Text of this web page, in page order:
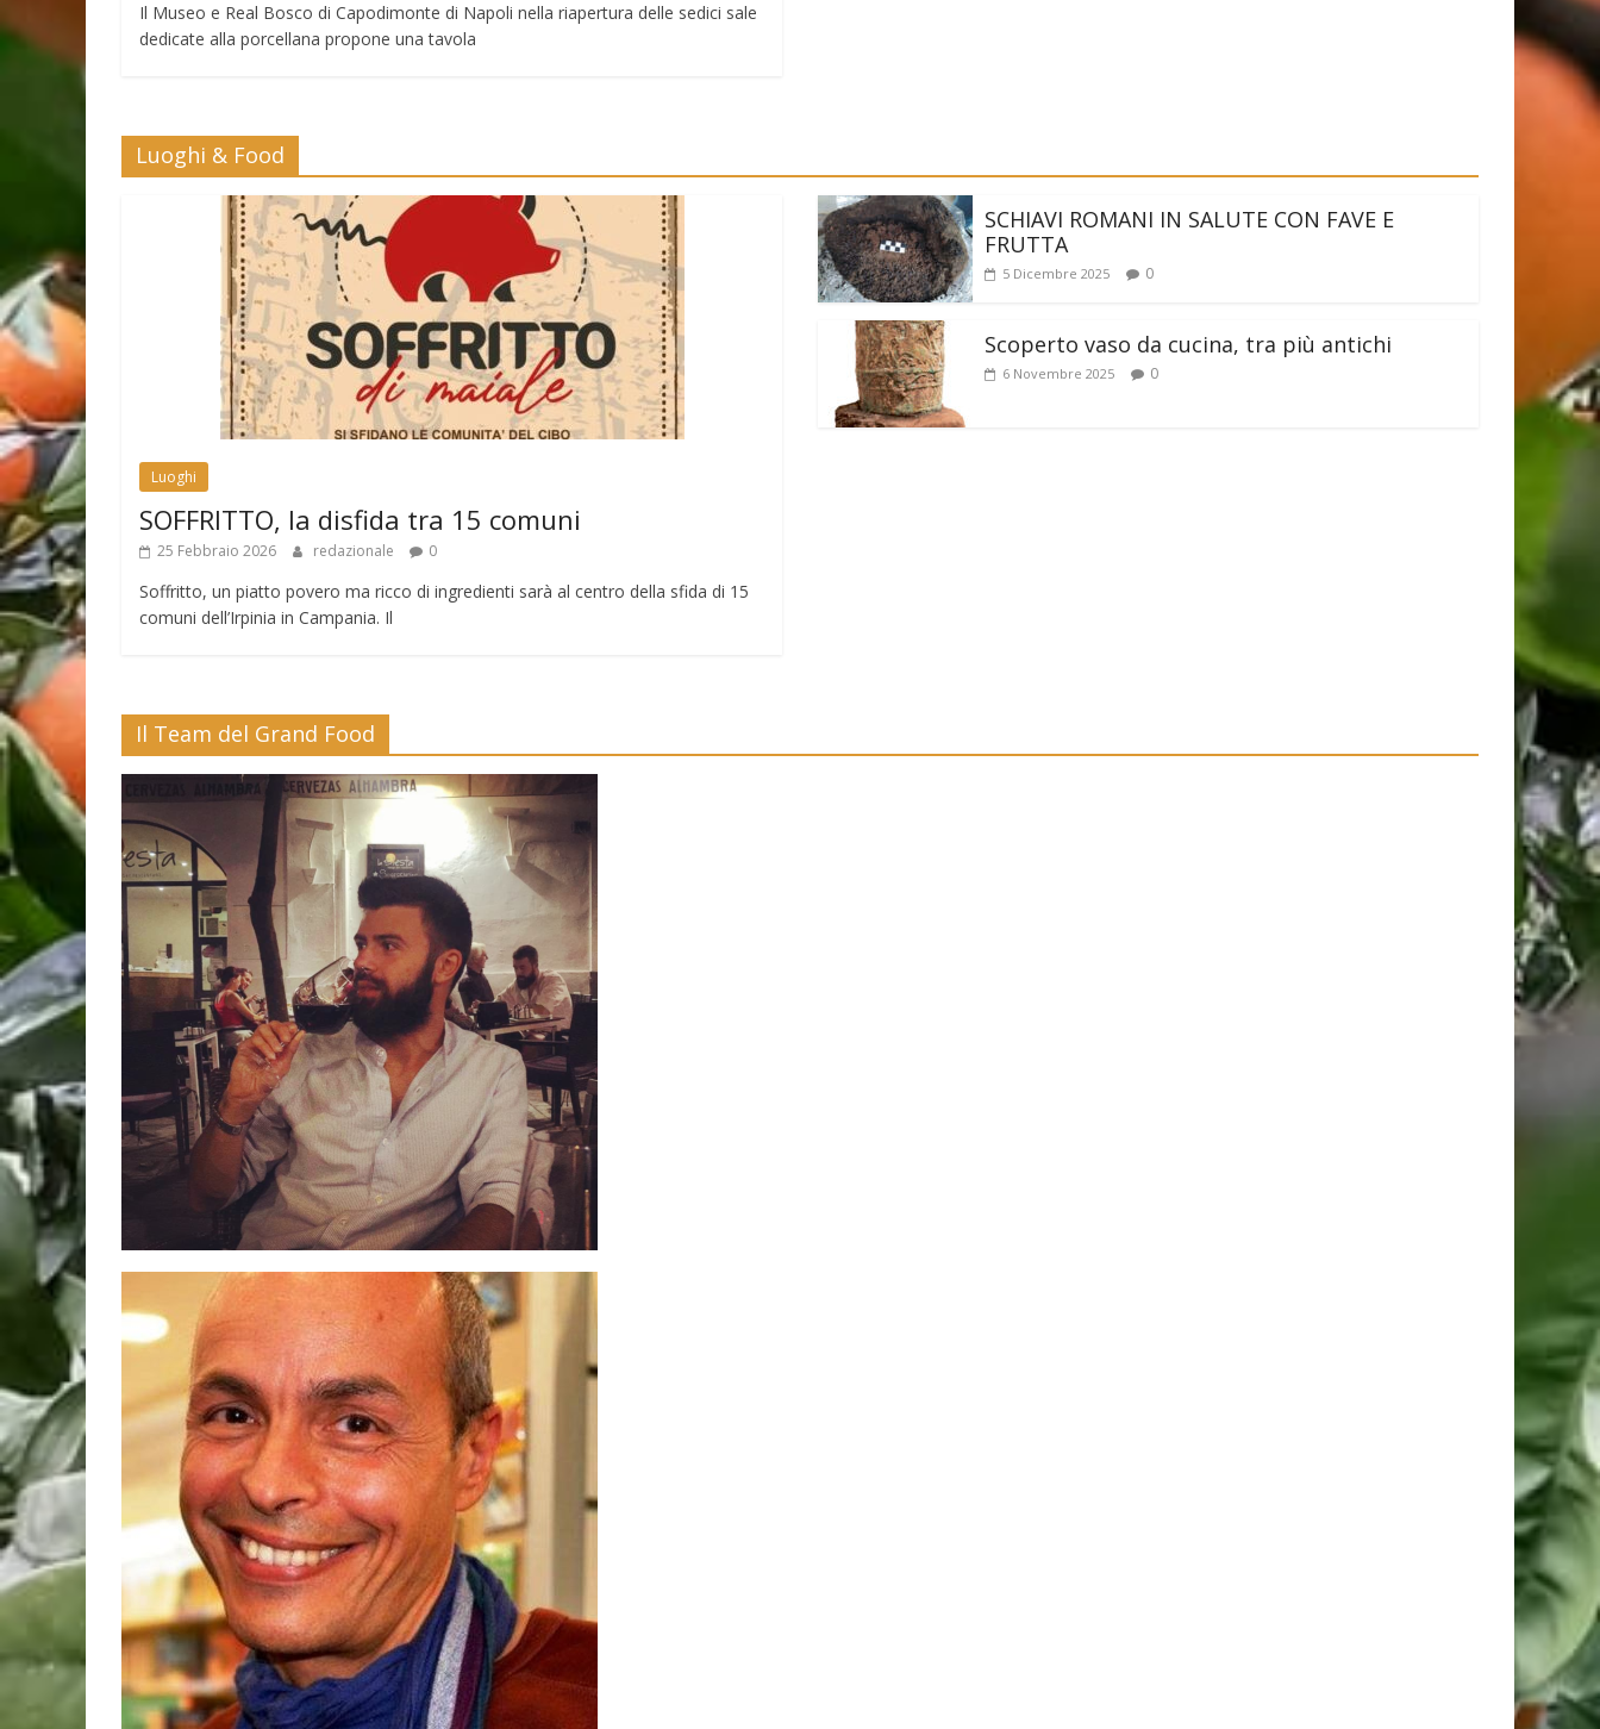
Il Museo e Real Bosco di Capodimonte di Napoli nella riapertura delle sedici sale
dedicate alla porcellana propone una tavola
Luoghi & Food
Luoghi
SOFFRITTO, la disfida tra 15 comuni
25 Febbraio 2026 redazionale 0
Soffritto, un piatto povero ma ricco di ingredienti sarà al centro della sfida di 15
comuni dell’Irpinia in Campania. Il
SCHIAVI ROMANI IN SALUTE CON FAVE E
FRUTTA
5 Dicembre 2025 0
Scoperto vaso da cucina, tra più antichi
6 Novembre 2025 0
Il Team del Grand Food